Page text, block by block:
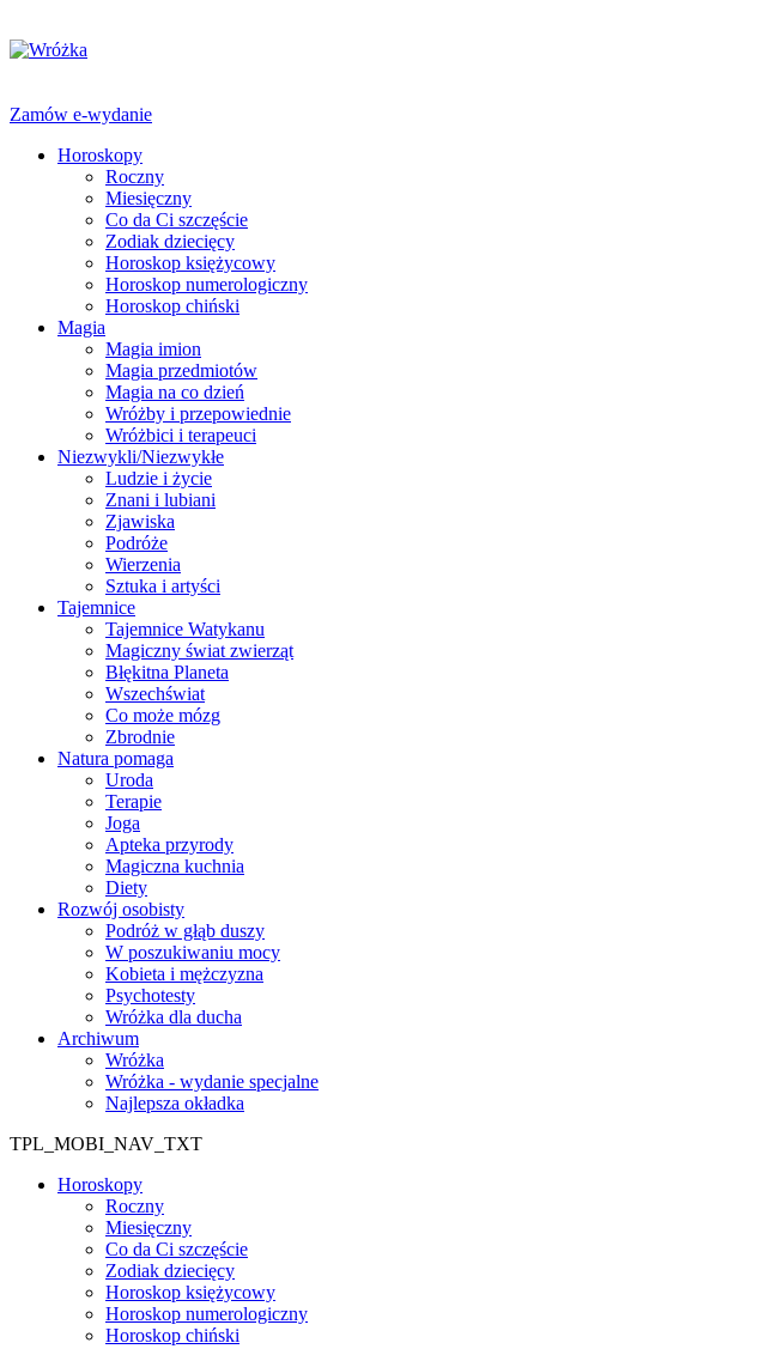
Zamów e-wydanie
Horoskopy
Roczny
Miesięczny
Co da Ci szczęście
Zodiak dziecięcy
Horoskop księżycowy
Horoskop numerologiczny
Horoskop chiński
Magia
Magia imion
Magia przedmiotów
Magia na co dzień
Wróżby i przepowiednie
Wróżbici i terapeuci
Niezwykli/Niezwykłe
Ludzie i życie
Znani i lubiani
Zjawiska
Podróże
Wierzenia
Sztuka i artyści
Tajemnice
Tajemnice Watykanu
Magiczny świat zwierząt
Błękitna Planeta
Wszechświat
Co może mózg
Zbrodnie
Natura pomaga
Uroda
Terapie
Joga
Apteka przyrody
Magiczna kuchnia
Diety
Rozwój osobisty
Podróż w głąb duszy
W poszukiwaniu mocy
Kobieta i mężczyzna
Psychotesty
Wróżka dla ducha
Archiwum
Wróżka
Wróżka - wydanie specjalne
Najlepsza okładka
TPL_MOBI_NAV_TXT
Horoskopy
Roczny
Miesięczny
Co da Ci szczęście
Zodiak dziecięcy
Horoskop księżycowy
Horoskop numerologiczny
Horoskop chiński